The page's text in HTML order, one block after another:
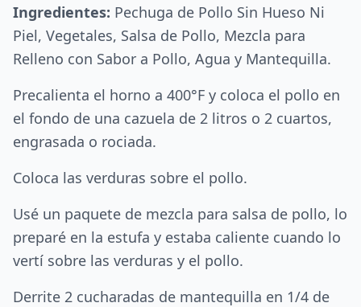
Ingredientes: Pechuga de Pollo Sin Hueso Ni
Piel, Vegetales, Salsa de Pollo, Mezcla para
Relleno con Sabor a Pollo, Agua y Mantequilla.
Precalienta el horno a 400°F y coloca el pollo en
el fondo de una cazuela de 2 litros o 2 cuartos,
engrasada o rociada.
Coloca las verduras sobre el pollo.
Usé un paquete de mezcla para salsa de pollo, lo
preparé en la estufa y estaba caliente cuando lo
vertí sobre las verduras y el pollo.
Derrite 2 cucharadas de mantequilla en 1/4 de